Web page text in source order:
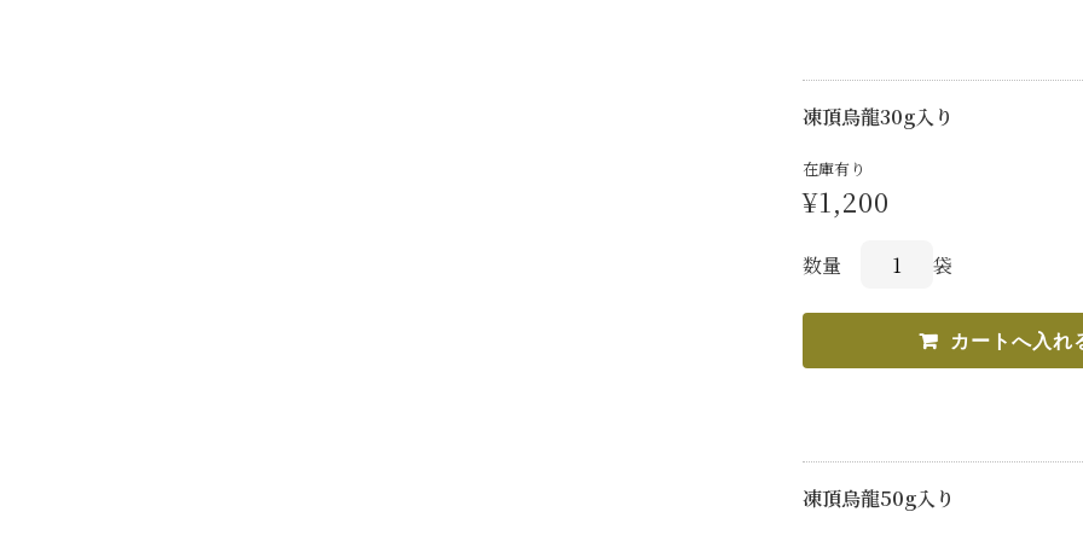
凍頂烏龍30g入り
在庫有り
¥1,200
数量 袋
凍頂烏龍50g入り